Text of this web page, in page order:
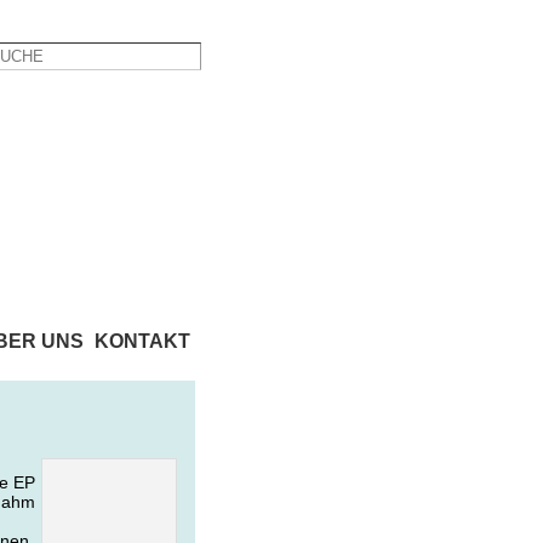
UNS KONTAKT
EP